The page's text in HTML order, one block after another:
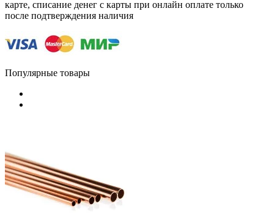
карте, списание денег с карты при онлайн оплате только
после подтверждения наличия
Популярные товары